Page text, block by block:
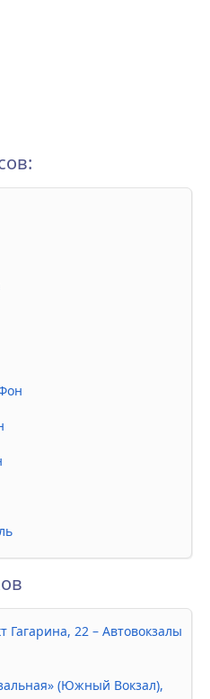
Гагарина, 22 – Автовокзалы
(Южный Вокзал),